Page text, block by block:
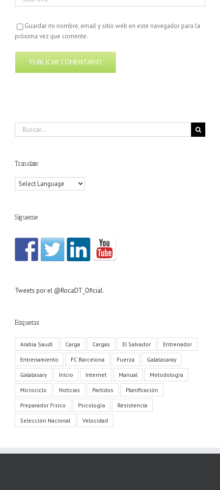
Guardar mi nombre, email y sitio web en este navegador para la
próxima vez que comente.
Buscar:
Translate:
Sígueme
Tweets por el @RocaDT_Oficial.
Etiquetas
Arabia Saudí Carga Cargas El Salvador Entrenador
Entrenamiento FC Barcelona Fuerza Galatasaray
Galatasary Inicio Internet Manual Metodología
Microciclo Noticias Partidos Planificación
Preparador Físico Psicología Resistencia
Selección Nacional Velocidad